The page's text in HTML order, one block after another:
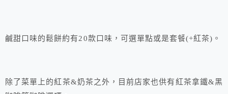
鹹甜口味的鬆餅約有20款口味，可選單點或是套餐(+紅茶)。
除了菜單上的紅茶&奶茶之外，目前店家也供有紅茶拿鐵&黑